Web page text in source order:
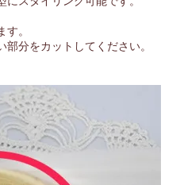
。
分をカットしてください。